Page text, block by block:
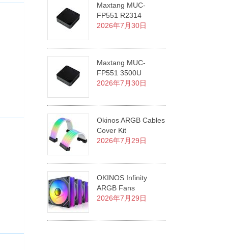
Maxtang MUC-
FP551 R2314
2026年7月30日
Maxtang MUC-
FP551 3500U
2026年7月30日
Okinos ARGB Cables
Cover Kit
2026年7月29日
OKINOS Infinity
ARGB Fans
2026年7月29日